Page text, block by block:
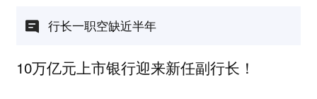
行长一职空缺近半年
10万亿元上市银行迎来新任副行长！